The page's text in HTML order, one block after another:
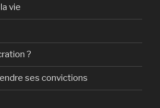
vie
?
ses convictions